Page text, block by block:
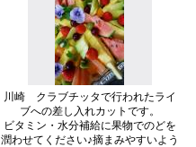
川崎 クラブチッタで行われたライ
ブへの差し入れカットです。
ビタミン・水分補給に果物でのどを
潤わせてください♪摘まみやすいよう